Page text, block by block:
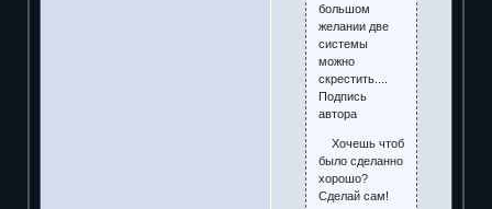
большом
желании две
системы
можно
скрестить....
Подпись
автора
Хочешь чтоб
было сделанно
хорошо?
Сделай сам!